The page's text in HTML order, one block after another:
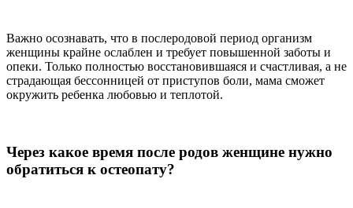
Важно осознавать, что в послеродовой период организм
женщины крайне ослаблен и требует повышенной заботы и
опеки. Только полностью восстановившаяся и счастливая, а не
страдающая бессонницей от приступов боли, мама сможет
окружить ребенка любовью и теплотой.
Через какое время после родов женщине нужно
обратиться к остеопату?